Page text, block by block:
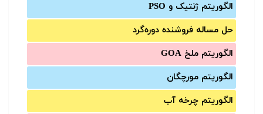
الگوریتم ژنتیک و PSO
حل مساله فروشنده دوره‌گرد
الگوریتم ملخ GOA
الگوریتم مورچگان
الگوریتم چرخه آب